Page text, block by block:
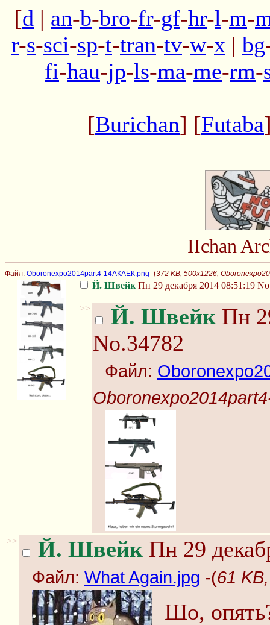
[d | an-b-bro-fr-gf-hr-l-m-
r-s-sci-sp-t-tran-tv-w-x | bg
fi-hau-jp-ls-ma-me-rm-
[Burichan] [Futaba
IIchan
Файл: Oboronexpo2014part4-14АКАЕК.png -(372 KB, 500x1226,
Й. Швейк Пн 29 декабря 2014 08:51:19
>> Й. Швейк Пн
No.34782
Файл:
>> Й. Швейк Пн 29
Файл: What Again.jpg -(61
Шо,